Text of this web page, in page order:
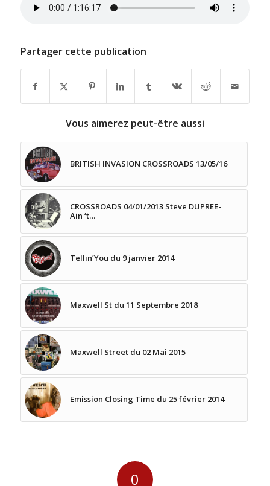
Partager cette publication
Vous aimerez peut-être aussi
BRITISH INVASION CROSSROADS 13/05/16
CROSSROADS 04/01/2013 Steve DUPREE-
Ain ‘t…
Tellin’You du 9 janvier 2014
Maxwell St du 11 Septembre 2018
Maxwell Street du 02 Mai 2015
Emission Closing Time du 25 février 2014
0